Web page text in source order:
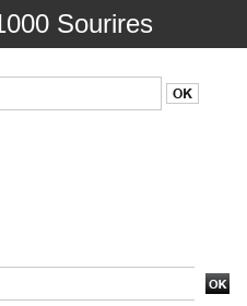
Sourires